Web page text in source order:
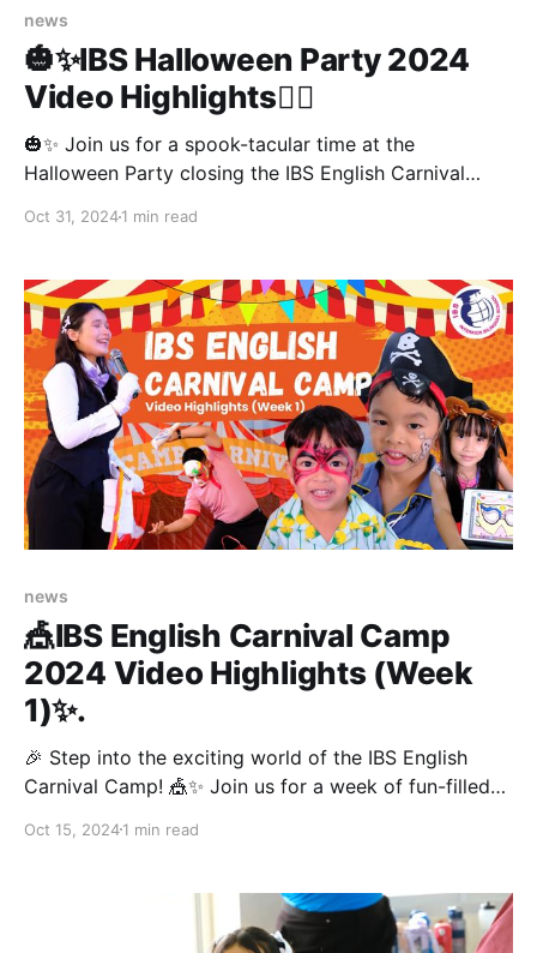
news
🎃✨IBS Halloween Party 2024
Video Highlights🧛‍♂️
🎃✨ Join us for a spook-tacular time at the
Halloween Party closing the IBS English Carnival
their adorable costumes, blending fright with
Don't miss the special highlights from this
unforgettable event! 📸🧡 #Halloween 💥📲Contact Us
💥 ☎️: 02-906-9530, 080-551-5609 🟩 Line:
Oct 31, 20241 min read
news
🎪IBS English Carnival Camp
2024 Video Highlights (Week
1)✨.
🎉 Step into the exciting world of the IBS English
Carnival Camp! 🎪✨ Join us for a week of fun-filled
learning, and make English more engaging than ever!
Camp (Week 1) Video Highlights and see all the
Oct 15, 20241 min read